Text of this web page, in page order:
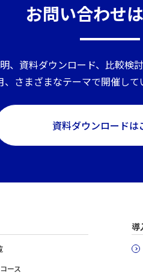
お問い合わせ
、資料ダウンロード、比較検
さまざまなテーマで開催して
資料ダウンロードは
ース
導